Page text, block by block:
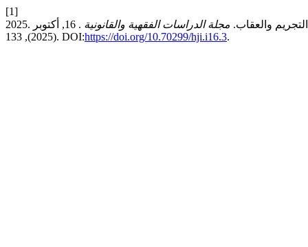
[1]
التجريم والعقاب. مجلة الدراسات الفقهية والقانونية
. 16, أكتوبر
(2025), 133. DOI:https://doi.org/10.70299/hji.i16.3.